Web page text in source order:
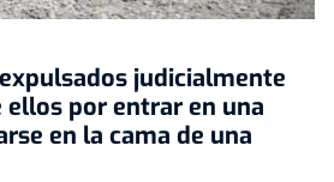
judicialmente
ellos por entrar en una
en la cama de una